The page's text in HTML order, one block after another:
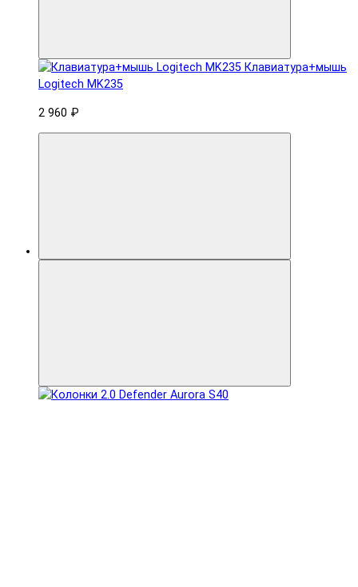
Клавиатура+мышь
Logitech MK235
2 960 ₽